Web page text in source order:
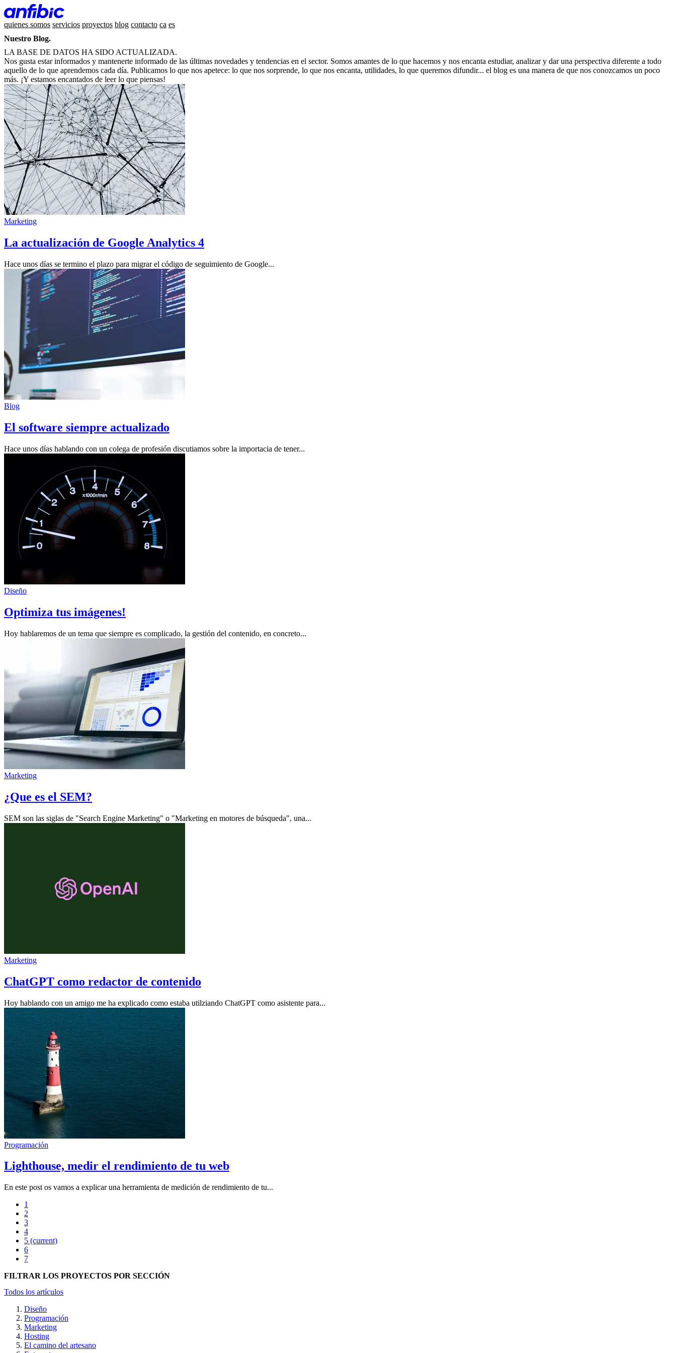
quienes somos servicios proyectos blog contacto ca es
Nuestro Blog.
LA BASE DE DATOS HA SIDO ACTUALIZADA.
Nos gusta estar informados y mantenerte informado de las últimas novedades y tendencias en el sector. Somos amantes de lo que hacemos y nos encanta estudiar, analizar y dar una perspectiva diferente a todo
aquello de lo que aprendemos cada día. Publicamos lo que nos apetece: lo que nos sorprende, lo que nos encanta, utilidades, lo que queremos difundir... el blog es una manera de que nos conozcamos un poco
más. ¡Y estamos encantados de leer lo que piensas!
Marketing
La actualización de Google Analytics 4
Hace unos días se termino el plazo para migrar el código de seguimiento de Google...
Blog
El software siempre actualizado
Hace unos días hablando con un colega de profesión discutiamos sobre la importacia de tener...
Diseño
Optimiza tus imágenes!
Hoy hablaremos de un tema que siempre es complicado, la gestión del contenido, en concreto...
Marketing
¿Que es el SEM?
SEM son las siglas de "Search Engine Marketing" o "Marketing en motores de búsqueda", una...
Marketing
ChatGPT como redactor de contenido
Hoy hablando con un amigo me ha explicado como estaba utilziando ChatGPT como asistente para...
Programación
Lighthouse, medir el rendimiento de tu web
En este post os vamos a explicar una herramienta de medición de rendimiento de tu...
1
2
3
4
5 (current)
6
7
FILTRAR LOS PROYECTOS POR SECCIÓN
Todos los artículos
Diseño
Programación
Marketing
Hosting
El camino del artesano